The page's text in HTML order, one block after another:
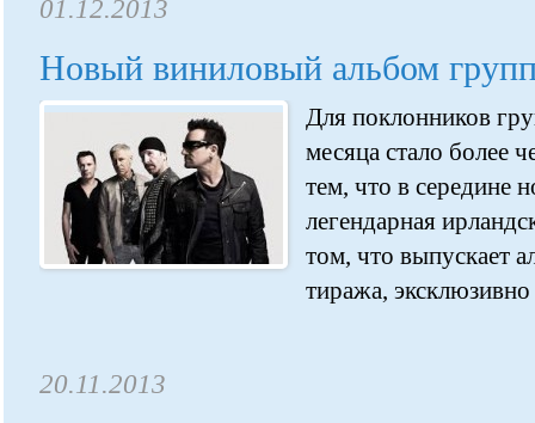
01.12.2013
Новый виниловый альбом
Для поклонников
месяца стало более
тем, что в середине
легендарная
том, что выпускает
тиража,
20.11.2013